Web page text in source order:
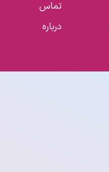
تماس
درباره